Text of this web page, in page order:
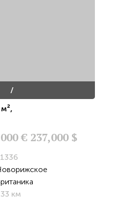
/
,
€ 237,000 $
33 км